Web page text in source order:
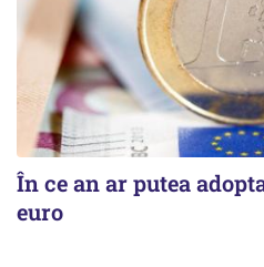
În ce an ar putea
euro